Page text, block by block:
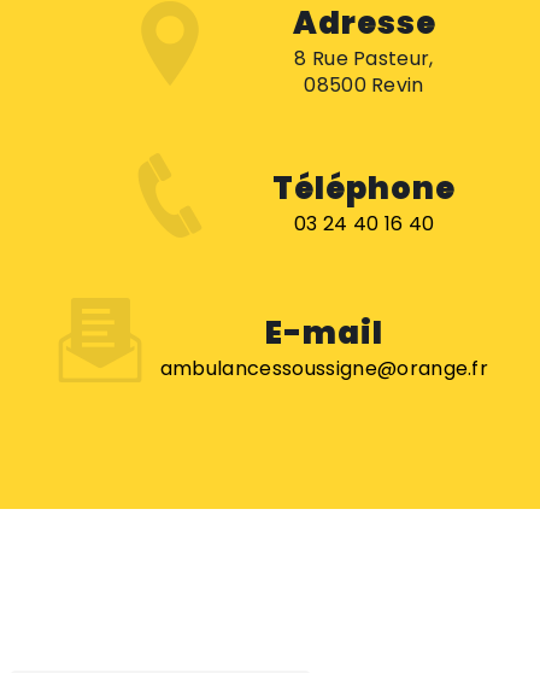
Adresse
8 Rue Pasteur,
08500 Revin
Téléphone
03 24 40 16 40
E-mail
ambulancessoussigne@orange.fr